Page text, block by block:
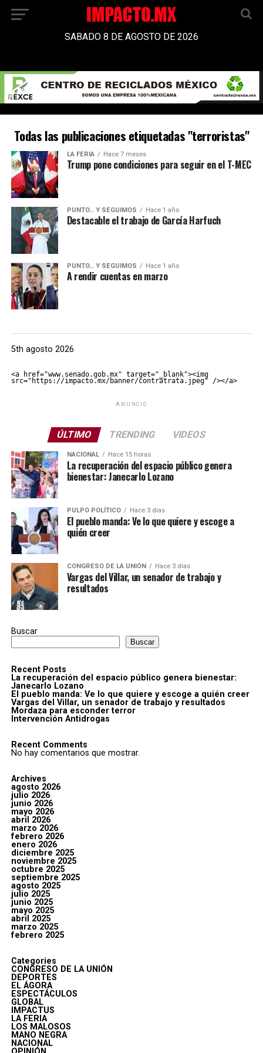
SABADO 8 DE AGOSTO DE 2026
Todas las publicaciones etiquetadas "terroristas"
LA FERIA Hace 7 meses
Trump pone condiciones para seguir en el T-MEC
PUNTO… Y SEGUIMOS Hace 1 año
Destacable el trabajo de García Harfuch
PUNTO… Y SEGUIMOS Hace 1 año
A rendir cuentas en marzo
5th agosto 2026
<a href="www.senado.gob.mx" target="_blank"><img
src="https://impacto.mx/banner/contratrata.jpeg" /></a>
ANUNCIO
ÚLTIMO TRENDING VIDEOS
NACIONAL Hace 15 horas
La recuperación del espacio público genera
bienestar: Janecarlo Lozano
PULPO POLÍTICO Hace 3 días
El pueblo manda: Ve lo que quiere y escoge a
quién creer
CONGRESO DE LA UNIÓN Hace 3 días
Vargas del Villar, un senador de trabajo y
resultados
Buscar
Buscar
Recent Posts
La recuperación del espacio público genera bienestar:
Janecarlo Lozano
El pueblo manda: Ve lo que quiere y escoge a quién creer
Vargas del Villar, un senador de trabajo y resultados
Mordaza para esconder terror
Intervención Antidrogas
Recent Comments
No hay comentarios que mostrar.
Archives
agosto 2026
julio 2026
junio 2026
mayo 2026
abril 2026
marzo 2026
febrero 2026
enero 2026
diciembre 2025
noviembre 2025
octubre 2025
septiembre 2025
agosto 2025
julio 2025
junio 2025
mayo 2025
abril 2025
marzo 2025
febrero 2025
Categories
CONGRESO DE LA UNIÓN
DEPORTES
EL ÁGORA
ESPECTÁCULOS
GLOBAL
IMPACTUS
LA FERIA
LOS MALOSOS
MANO NEGRA
NACIONAL